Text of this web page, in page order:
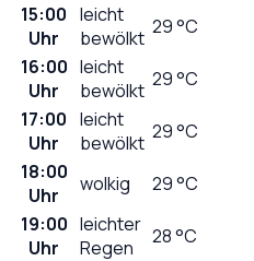
15:00
Uhr
leicht
bewölkt 29°C
16:00
Uhr
leicht
bewölkt 29°C
17:00
Uhr
leicht
bewölkt 29°C
18:00
Uhr
wolkig 29°C
19:00
Uhr
leichter
Regen
28°C